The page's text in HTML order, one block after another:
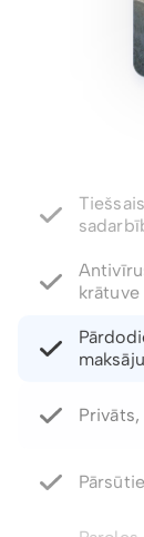
krātuve
Privāts,